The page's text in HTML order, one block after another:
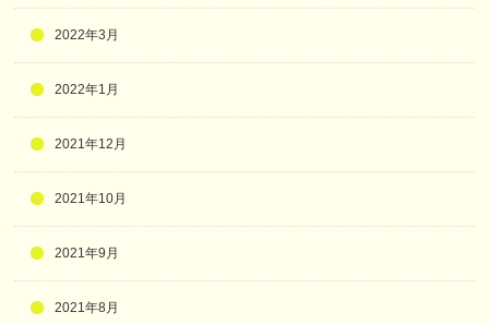
2022年3月
2022年1月
2021年12月
2021年10月
2021年9月
2021年8月